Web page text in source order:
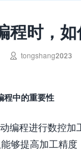
程时，
 tongshang2023
程中的重要性
编程进行数控
够提高加工精